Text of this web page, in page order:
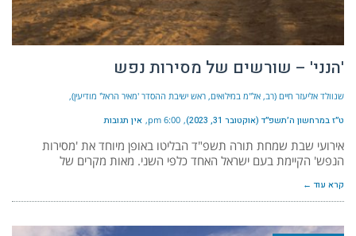
'הנני' – שורשים של מסירות נפש
שנוולד אליעזר חיים (רב, אל"מ במילואים, ראש ישיבת ההסדר 'מאיר הראל' מודיעין)
ט״ז במרחשון ה׳תשפ״ד (אוקטובר 31, 2023) 6:00 pm אין תגובות
אירועי שבת שמחת תורה תשפ"ד הבליטו באופן מיוחד את 'מסירות
הנפש' הקיימת בעם ישראל האחד כלפי השני. מאות מקרים של
קרא עוד ←